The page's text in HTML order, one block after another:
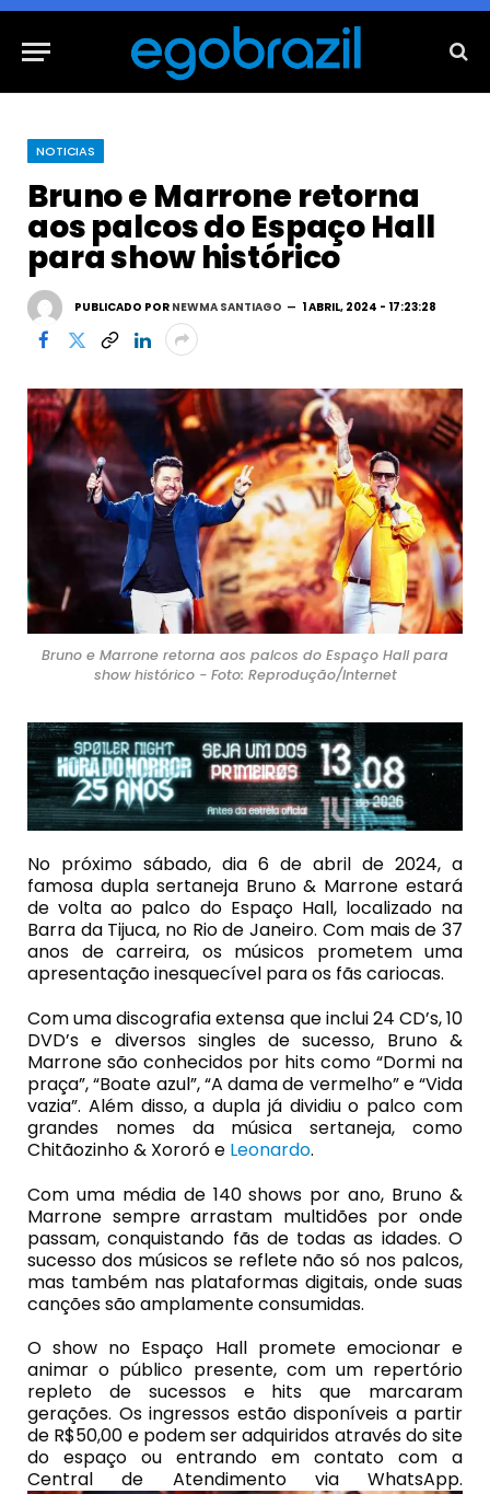
NOTICIAS
Bruno e Marrone retorna
aos palcos do Espaço Hall
para show histórico
PUBLICADO POR NEWMA SANTIAGO 1 ABRIL, 2024 - 17:23:28
Bruno e Marrone retorna aos palcos do Espaço Hall para
show histórico - Foto: Reprodução/Internet
No próximo sábado, dia 6 de abril de 2024, a
famosa dupla sertaneja Bruno & Marrone estará
de volta ao palco do Espaço Hall, localizado na
Barra da Tijuca, no Rio de Janeiro. Com mais de 37
anos de carreira, os músicos prometem uma
apresentação inesquecível para os fãs cariocas.
Com uma discografia extensa que inclui 24 CD’s, 10
DVD’s e diversos singles de sucesso, Bruno &
Marrone são conhecidos por hits como “Dormi na
praça”, “Boate azul”, “A dama de vermelho” e “Vida
vazia”. Além disso, a dupla já dividiu o palco com
grandes nomes da música sertaneja, como
Chitãozinho & Xororó e Leonardo.
Com uma média de 140 shows por ano, Bruno &
Marrone sempre arrastam multidões por onde
passam, conquistando fãs de todas as idades. O
sucesso dos músicos se reflete não só nos palcos,
mas também nas plataformas digitais, onde suas
canções são amplamente consumidas.
O show no Espaço Hall promete emocionar e
animar o público presente, com um repertório
repleto de sucessos e hits que marcaram
gerações. Os ingressos estão disponíveis a partir
de R$50,00 e podem ser adquiridos através do site
do espaço ou entrando em contato com a
Central de Atendimento via WhatsApp.